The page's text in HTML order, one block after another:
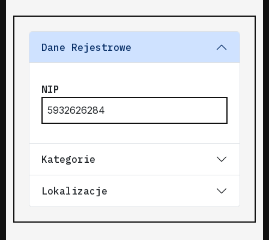
Dane Rejestrowe
NIP
5932626284
Kategorie
Lokalizacje